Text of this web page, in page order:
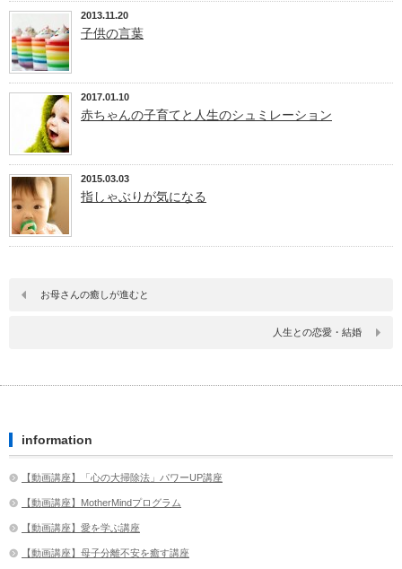
2013.11.20
子供の言葉
2017.01.10
赤ちゃんの子育てと人生のシュミレーション
2015.03.03
指しゃぶりが気になる
お母さんの癒しが進むと
人生との恋愛・結婚
information
【動画講座】「心の大掃除法」パワーUP講座
【動画講座】MotherMindプログラム
【動画講座】愛を学ぶ講座
【動画講座】母子分離不安を癒す講座